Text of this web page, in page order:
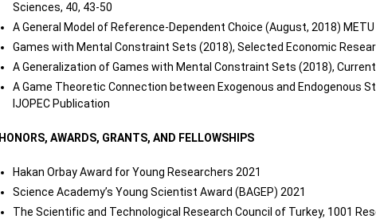
Sciences, 40, 43-50
A General Model of Reference-Dependent Choice (August, 2018)
Games with Mental Constraint Sets (2018), Selected Economic
A Generalization of Games with Mental Constraint Sets (2018),
A Game Theoretic Connection between Exogenous and Endogenous
IJOPEC Publication
HONORS, AWARDS, GRANTS, AND FELLOWSHIPS
Hakan Orbay Award for Young Researchers 2021
Science Academy’s Young Scientist Award (BAGEP) 2021
The Scientific and Technological Research Council of Turkey, 1001